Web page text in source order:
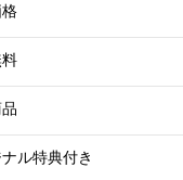
ル特典付き